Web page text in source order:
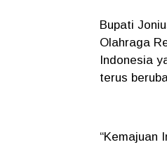
Bupati
Olahraga
Indonesia
terus
“Kemajuan